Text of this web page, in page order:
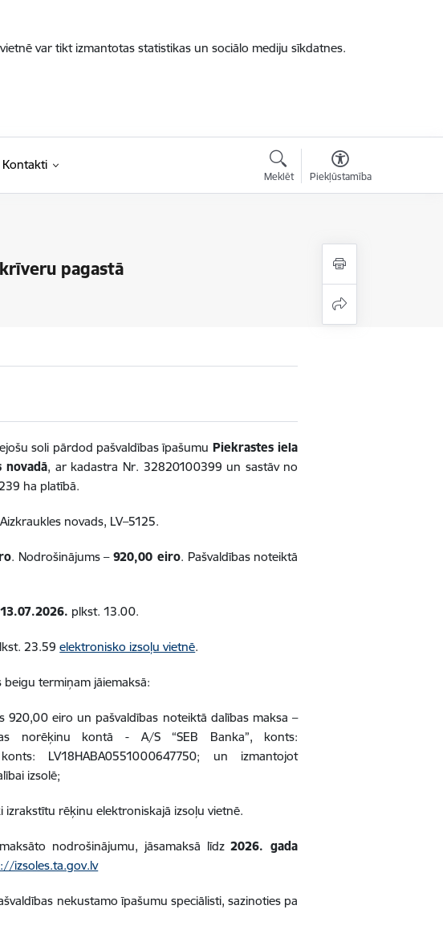
var tikt izmantotas statistikas un sociālo mediju sīkdatnes.
Kontakti
Meklēt Piekļūstamība
pagastā
soli pārdod pašvaldības īpašumu Piekrastes iela
novadā, ar kadastra Nr. 32820100399 un sastāv no
ha platībā.
novads, LV–5125.
. Nodrošinājums –920,00 eiro. Pašvaldības noteiktā
13.07.2026. plkst. 13.00.
23.59elektronisko izsoļu vietnē.
beigu termiņam jāiemaksā:
920,00 eiro un pašvaldības noteiktā dalības maksa –
norēķinu kontā - A/S “SEB Banka”, konts:
LV18HABA0551000647750; un izmantojot
izsolē;
rēķinu elektroniskajā izsoļu vietnē.
nodrošinājumu, jāsamaksā līdz2026. gada
izsoles.ta.gov.lv
nekustamo īpašumu speciālisti, sazinoties pa